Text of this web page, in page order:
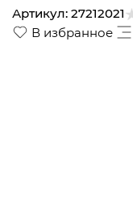
В избранное
Артикул: 27212021